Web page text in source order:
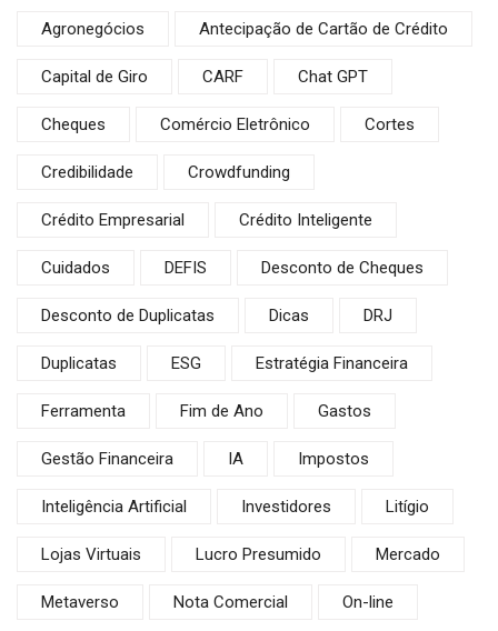
Agronegócios Antecipação de Cartão de Crédito
Capital de Giro CARF Chat GPT
Cheques Comércio Eletrônico Cortes
Credibilidade Crowdfunding
Crédito Empresarial Crédito Inteligente
Cuidados DEFIS Desconto de Cheques
Desconto de Duplicatas Dicas DRJ
Duplicatas ESG Estratégia Financeira
Ferramenta Fim de Ano Gastos
Gestão Financeira IA Impostos
Inteligência Artificial Investidores Litígio
Lojas Virtuais Lucro Presumido Mercado
Metaverso Nota Comercial On-line